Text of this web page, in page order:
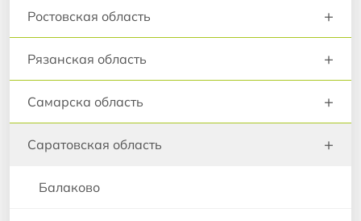
Ростовская область +
Рязанская область +
Самарска область +
Саратовская область +
Балаково